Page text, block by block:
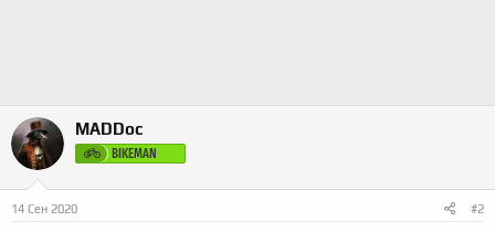
MADDoc
BIKEMAN
14 Сен 2020 #2